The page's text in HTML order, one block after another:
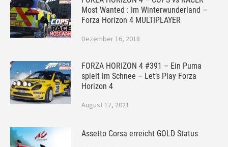
Most Wanted : Im Winterwunderland –
Forza Horizon 4 MULTIPLAYER
Dezember 16, 2018
FORZA HORIZON 4 #391 – Ein Puma
spielt im Schnee – Let’s Play Forza
Horizon 4
August 17, 2021
Assetto Corsa erreicht GOLD Status